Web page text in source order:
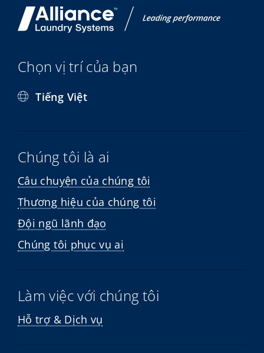
Chọn vị trí của bạn
Tiếng Việt
Chúng tôi là ai
Câu chuyện của chúng tôi
Thương hiệu của chúng tôi
Đội ngũ lãnh đạo
Chúng tôi phục vụ ai
Làm việc với chúng tôi
Hỗ trợ & Dịch vụ